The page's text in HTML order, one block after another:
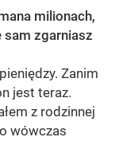
milionach,
zgarniasz
Zanim
jest teraz.
z rodzinnej
wówczas